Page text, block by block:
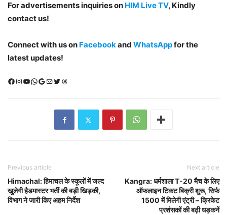
For advertisements inquiries on HIM Live TV, Kindly
contact us!
Connect with us on Facebookand WhatsAppfor the
latest updates!
Facebook
Instagram
YouTube
WhatsApp
Google
MailX (Twitter)
Threads
Previous article
Himachal: हिमाचल के स्कूलों में जल्द
खुलेगी हैडमास्टर भर्ती की बड़ी खिड़की,
विभाग ने जारी किए अहम निर्देश
Next article
Kangra: धर्मशाला T-20 मैच के लिए
ऑफलाइन टिकट बिक्री शुरू, सिर्फ
1500 में मिलेगी एंट्री – क्रिकेट
प्रशंसकों की बढ़ी धड़कनें